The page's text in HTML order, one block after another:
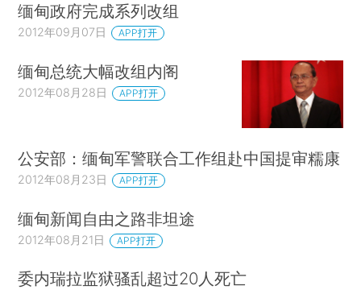
缅甸政府完成系列改组
2012年09月07日 APP打开
缅甸总统大幅改组内阁
2012年08月28日 APP打开
公安部：缅甸军警联合工作组赴中国提审糯康
2012年08月23日 APP打开
缅甸新闻自由之路非坦途
2012年08月21日 APP打开
委内瑞拉监狱骚乱超过20人死亡